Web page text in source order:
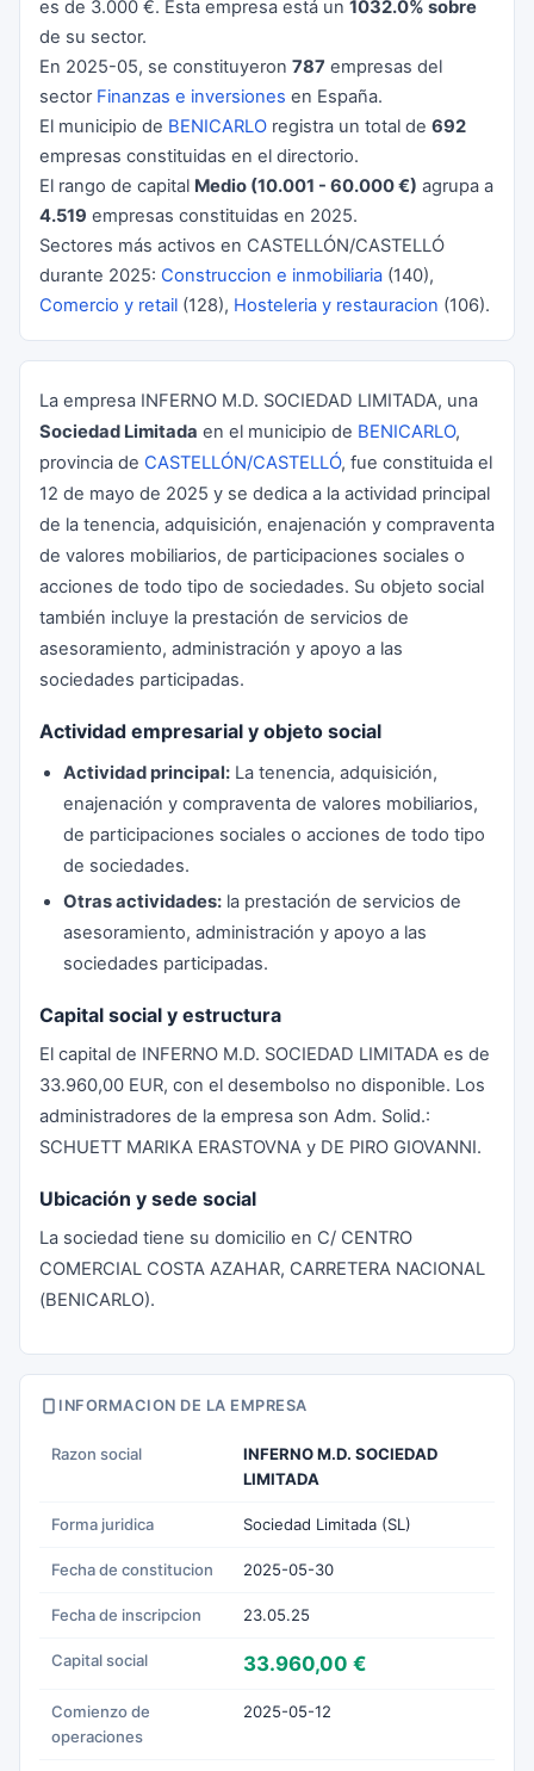
es de 3.000 €. Esta empresa está un 1032.0% sobre
de su sector.
En 2025-05, se constituyeron 787 empresas del
sector Finanzas e inversiones en España.
El municipio de BENICARLO registra un total de 692
empresas constituidas en el directorio.
El rango de capital Medio (10.001 - 60.000 €) agrupa a
4.519 empresas constituidas en 2025.
Sectores más activos en CASTELLÓN/CASTELLÓ
durante 2025: Construccion e inmobiliaria (140),
Comercio y retail (128), Hosteleria y restauracion (106).
La empresa INFERNO M.D. SOCIEDAD LIMITADA, una
Sociedad Limitada en el municipio de BENICARLO,
provincia de CASTELLÓN/CASTELLÓ, fue constituida el
12 de mayo de 2025 y se dedica a la actividad principal
de la tenencia, adquisición, enajenación y compraventa
de valores mobiliarios, de participaciones sociales o
acciones de todo tipo de sociedades. Su objeto social
también incluye la prestación de servicios de
asesoramiento, administración y apoyo a las
sociedades participadas.
Actividad empresarial y objeto social
Actividad principal: La tenencia, adquisición,
enajenación y compraventa de valores mobiliarios,
de participaciones sociales o acciones de todo tipo
de sociedades.
Otras actividades: la prestación de servicios de
asesoramiento, administración y apoyo a las
sociedades participadas.
Capital social y estructura
El capital de INFERNO M.D. SOCIEDAD LIMITADA es de
33.960,00 EUR, con el desembolso no disponible. Los
administradores de la empresa son Adm. Solid.:
SCHUETT MARIKA ERASTOVNA y DE PIRO GIOVANNI.
Ubicación y sede social
La sociedad tiene su domicilio en C/ CENTRO
COMERCIAL COSTA AZAHAR, CARRETERA NACIONAL
(BENICARLO).
INFORMACION DE LA EMPRESA
Razon social
INFERNO M.D. SOCIEDAD
LIMITADA
Forma juridica Sociedad Limitada (SL)
Fecha de constitucion 2025-05-30
Fecha de inscripcion 23.05.25
Capital social 33.960,00 €
Comienzo de
operaciones
2025-05-12